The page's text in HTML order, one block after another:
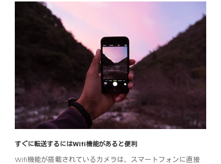
すぐに転送するにはWifi機能があると便利
Wifi機能が搭載されているカメラは、スマートフォンに直接